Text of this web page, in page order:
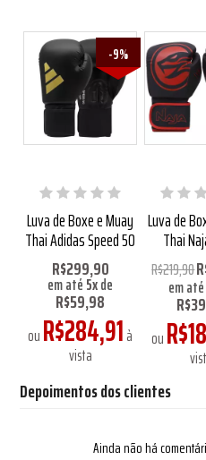
Luva de Boxe e Muay
Thai Adidas Speed 50
R$299,90
em até5xde
R$59,98
ouR$284,91à
vista
-9%
Luva de
Thai
R$219,90
em até
ou
Depoimentos dos clientes
Ainda não há